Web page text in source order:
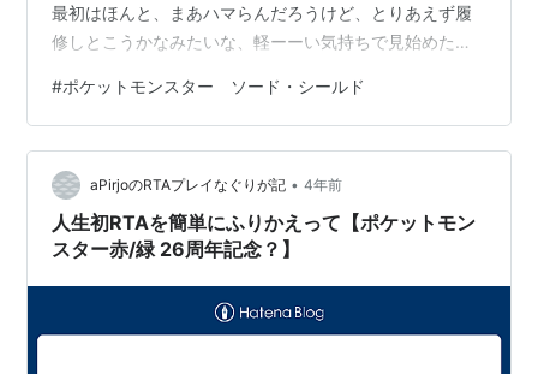
最初はほんと、まあハマらんだろうけど、とりあえず履
修しとこうかなみたいな、軽ーーい気持ちで見始めたん
ァイナルトーナメント戦終わってローズタワー行く前だ
からダンデさんとも戦ってないしチャンピオンなってな
いし伝説のポケモンのこともあんまわかってないけど、
ほんとにごめん、耐えきれん、書かせてくれ。 ホップっ
てかっこよくない？ ねえ。 私の推しはネズとカブさんな
んですが、「このポケットモンスターソード・…
#ポケットモンスター ソード・シールド
aPirjoのRTAプレイなぐりが記 • 4年前
人生初RTAを簡単にふりかえって【ポケットモン
スター赤/緑 26周年記念？】